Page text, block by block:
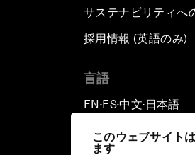
このウェブサイト
ます
サステナビリティへ
採用情報 (英語のみ)
言語
EN ▪ ES▪中文▪ 日本語